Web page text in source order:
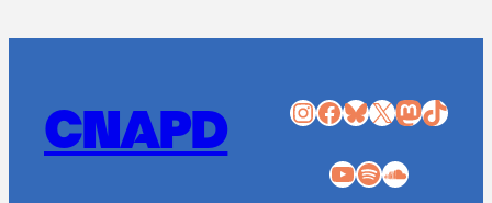
CNAPD InstagramFacebook Bluesky X Mastodon TikTok
YouTube Spotify SoundCloud